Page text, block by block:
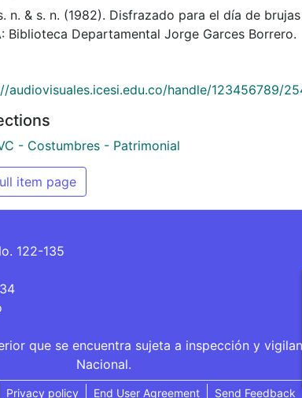
n. & s. n. (1982). Disfrazado para el día de
Biblioteca Departamental Jorge Garces Borrero.
audiovisuales.icesi.edu.co/handle/123456789/
- Costumbres - Patrimonial
item page
122-135
que se encuentra sujeta a inspección y
Nacional.
Privacy policy End User Agreement Send Feedback